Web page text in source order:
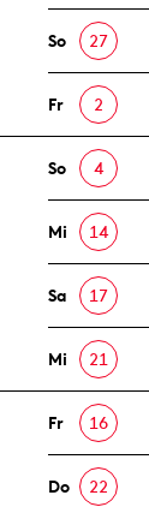
So 27
Fr 2
So 4
Mi 14
Sa 17
Mi 21
Fr 16
Do 22